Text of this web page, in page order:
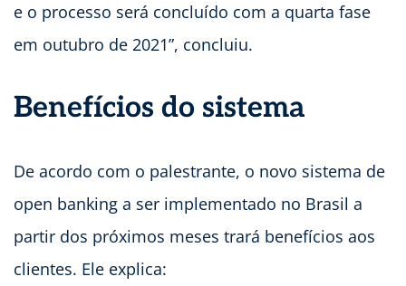
e o processo será concluído com a quarta fase
em outubro de 2021”, concluiu.
Benefícios do sistema
De acordo com o palestrante, o novo sistema de
open banking a ser implementado no Brasil a
partir dos próximos meses trará benefícios aos
clientes. Ele explica: